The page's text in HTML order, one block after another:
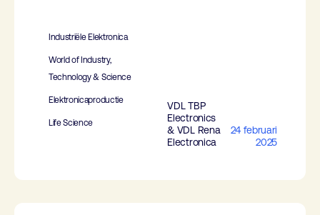
Industriële Elektronica
World of Industry,
Technology & Science
Elektronicaproductie
Life Science
VDL TBP
Electronics
& VDL Rena
Electronica
24 februari
2025